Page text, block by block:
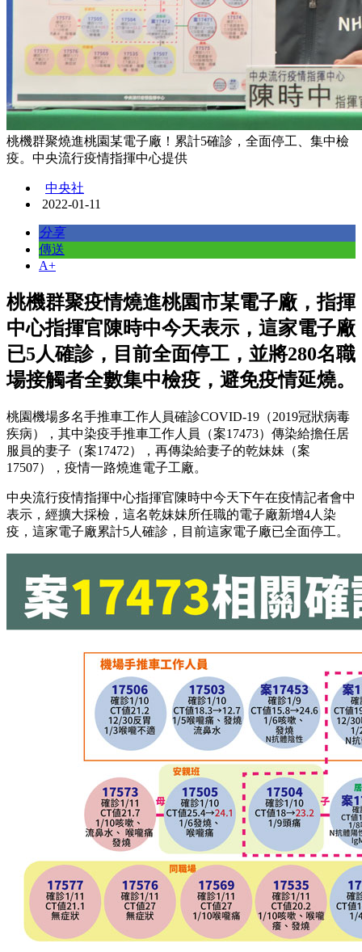
桃機群聚燒進桃園某電子廠！累計5確診，全面停工、集中檢
疫。中央流行疫情指揮中心提供
中央社
2022-01-11
分享
傳送
A+
桃機群聚疫情燒進桃園市某電子廠，指揮
中心指揮官陳時中今天表示，這家電子廠
已5人確診，目前全面停工，並將280名職
場接觸者全數集中檢疫，避免疫情延燒。
桃園機場多名手推車工作人員確診COVID-19（2019冠狀病毒
疾病），其中染疫手推車工作人員（案17473）傳染給擔任居
服員的妻子（案17472），再傳染給妻子的乾妹妹（案
17507），疫情一路燒進電子工廠。
中央流行疫情指揮中心指揮官陳時中今天下午在疫情記者會中
表示，經擴大採檢，這名乾妹妹所任職的電子廠新增4人染
疫，這家電子廠累計5人確診，目前這家電子廠已全面停工。